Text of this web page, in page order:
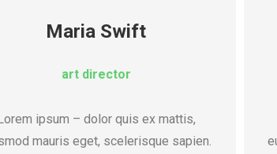
Maria Swift
art director
ipsum – dolor quis ex mattis,
mauris eget, scelerisque sapien.